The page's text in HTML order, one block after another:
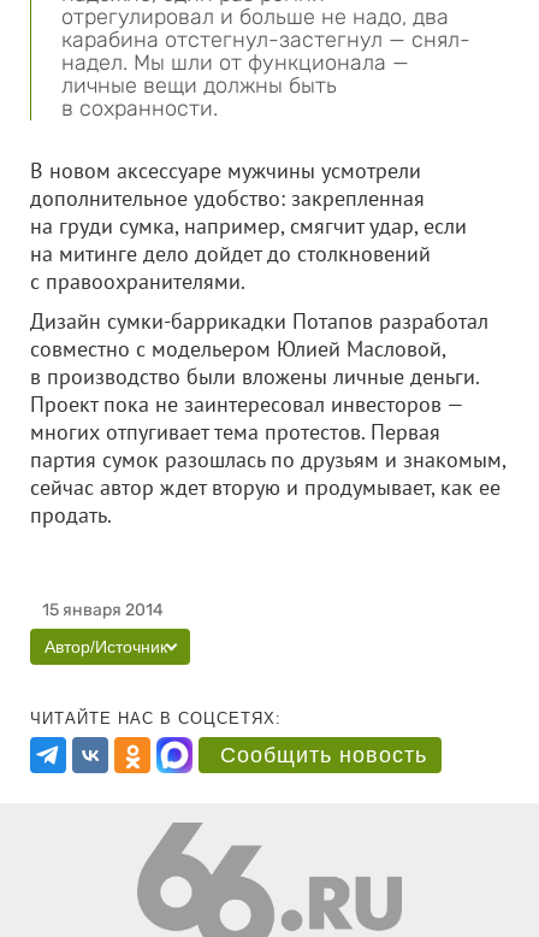
отрегулировал и больше не надо, два
карабина отстегнул-застегнул — снял-
надел. Мы шли от функционала —
личные вещи должны быть
в сохранности.
В новом аксессуаре мужчины усмотрели
дополнительное удобство: закрепленная
на груди сумка, например, смягчит удар, если
на митинге дело дойдет до столкновений
с правоохранителями.
Дизайн сумки-баррикадки Потапов разработал
совместно с модельером Юлией Масловой,
в производство были вложены личные деньги.
Проект пока не заинтересовал инвесторов —
многих отпугивает тема протестов. Первая
партия сумок разошлась по друзьям и знакомым,
сейчас автор ждет вторую и продумывает, как ее
продать.
15 января 2014
Автор/Источник
ЧИТАЙТЕ НАС В СОЦСЕТЯХ:
Сообщить новость